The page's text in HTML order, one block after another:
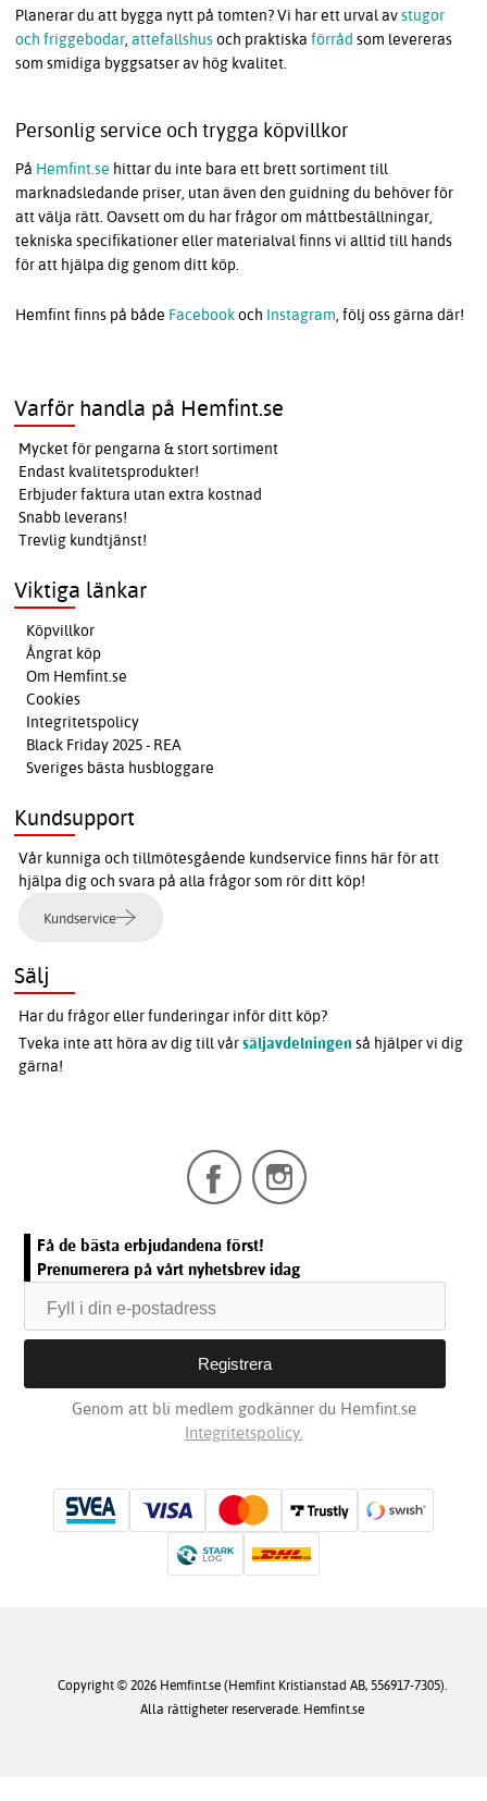
Planerar du att bygga nytt på tomten? Vi har ett urval avstugor
och friggebodar, attefallshusoch praktiska förråd som levereras
som smidiga byggsatser av hög kvalitet.
Personlig service och trygga köpvillkor
På Hemfint.se hittar du inte bara ett brett sortiment till
marknadsledande priser, utan även den guidning du behöver för
att välja rätt. Oavsett om du har frågor om måttbeställningar,
tekniska specifikationer eller materialval finns vi alltid till hands
för att hjälpa dig genom ditt köp.
Hemfint finns på både Facebookoch Instagram, följ oss gärna där!
Varför handla på Hemfint.se
Mycket för pengarna & stort sortiment
Endast kvalitetsprodukter!
Erbjuder faktura utan extra kostnad
Snabb leverans!
Trevlig kundtjänst!
Viktiga länkar
Köpvillkor
Ångrat köp
Om Hemfint.se
Cookies
Integritetspolicy
Black Friday 2025 - REA
Sveriges bästa husbloggare
Kundsupport
Vår kunniga och tillmötesgående kundservice finns här för att
hjälpa dig och svara på alla frågor som rör ditt köp!
Kundservice
Sälj
Har du frågor eller funderingar inför ditt köp?
Tveka inte att höra av dig till vårsäljavdelningen så hjälper vi dig
gärna!
Få de bästa erbjudandena först!
Prenumerera på vårt nyhetsbrev idag
Genom att bli medlem godkänner du Hemfint.se
Integritetspolicy.
Copyright © 2026 Hemfint.se (Hemfint Kristianstad AB, 556917-7305).
Alla rättigheter reserverade. Hemfint.se